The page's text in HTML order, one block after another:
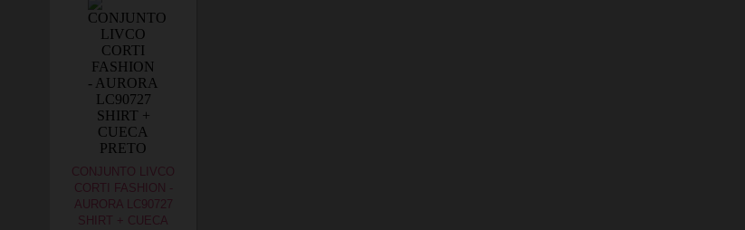
CONJUNTO LIVCO
CORTI FASHION -
AURORA LC90727
SHIRT + CUECA